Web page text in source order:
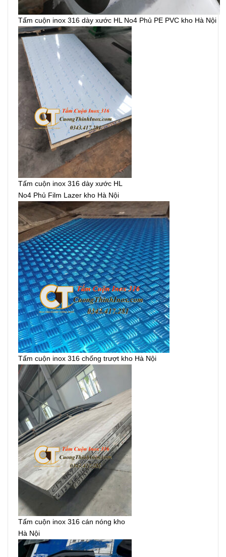
Tấm cuộn inox 316 dày xước HL No4 Phủ PE PVC kho Hà Nội
Tấm cuộn inox 316 dày xước HL
No4 Phủ Film Lazer kho Hà Nội
Tấm cuộn inox 316 chống trượt kho Hà Nội
Tấm cuộn inox 316 cán nóng kho
Hà Nội